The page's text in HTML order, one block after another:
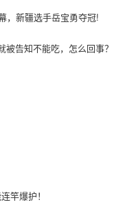
，新疆选手岳宝勇夺冠!
告知不能吃，怎么回事？
竿爆护！